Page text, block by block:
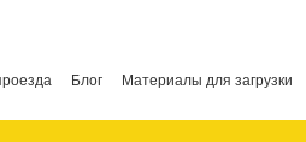
Блог Материалы для загрузки